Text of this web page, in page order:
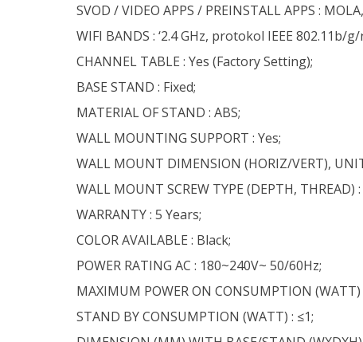
SVOD / VIDEO APPS / PREINSTALL APPS :
WIFI BANDS : ‘2.4 GHz, protokol IEEE 802.11b/
CHANNEL TABLE : Yes (Factory Setting);
BASE STAND : Fixed;
MATERIAL OF STAND : ABS;
WALL MOUNTING SUPPORT : Yes;
WALL MOUNT DIMENSION (HORIZ/VERT),
WALL MOUNT SCREW TYPE (DEPTH, THREAD)
WARRANTY : 5 Years;
COLOR AVAILABLE : Black;
POWER RATING AC : 180~240V~ 50/60Hz;
MAXIMUM POWER ON CONSUMPTION (WATT)
STAND BY CONSUMPTION (WATT) : ≤1;